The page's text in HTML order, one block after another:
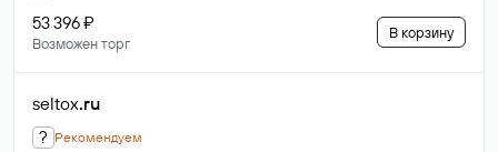
53 396 ₽
Возможен торг
В корзину
seltox.ru
? Рекомендуем